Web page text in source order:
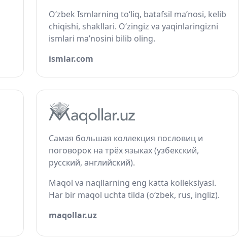
O‘zbek Ismlarning to‘liq, batafsil ma’nosi, kelib
chiqishi, shakllari. O‘zingiz va yaqinlaringizni
ismlari ma’nosini bilib oling.
ismlar.com
Самая большая коллекция пословиц и
поговорок на трёх языках (узбекский,
русский, английский).
Maqol va naqllarning eng katta kolleksiyasi.
Har bir maqol uchta tilda (o‘zbek, rus, ingliz).
maqollar.uz